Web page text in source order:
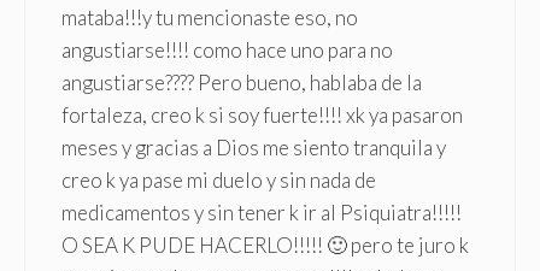
mataba!!!y tu mencionaste eso, no
angustiarse!!!! como hace uno para no
angustiarse???? Pero bueno, hablaba de la
fortaleza, creo k si soy fuerte!!!! xk ya pasaron
meses y gracias a Dios me siento tranquila y
creo k ya pase mi duelo y sin nada de
medicamentos y sin tener k ir al Psiquiatra!!!!!
O SEA K PUDE HACERLO!!!!! 🙂 pero te juro k